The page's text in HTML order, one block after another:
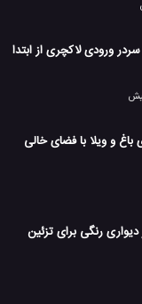
ورودی لاکچری از ابتدا
و ویلا با فضای خالی
رنگی برای تزئین